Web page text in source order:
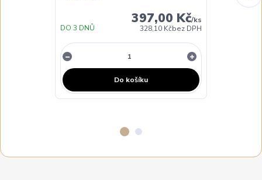
397,00 Kč/ks
328,10 Kčbez DPH
DO 3 DNŮ
Do košíku